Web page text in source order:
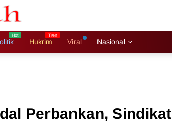
Hukrim Viral Nasional
Perbankan, Sindikat